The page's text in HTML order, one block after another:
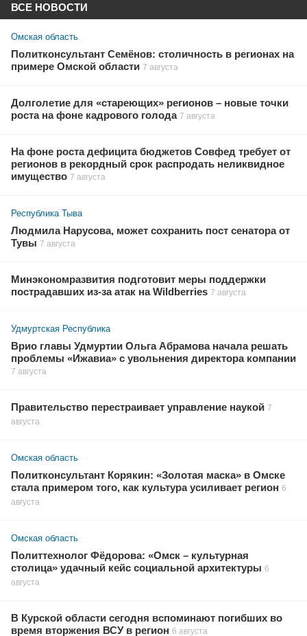
ВСЕ НОВОСТИ
Омская область
Политконсультант Семёнов: столичность в регионах на
примере Омской области 7 августа
Долголетие для «стареющих» регионов – новые точки
роста на фоне кадрового голода 7 августа
На фоне роста дефицита бюджетов Совфед требует от
регионов в рекордный срок распродать неликвидное
имущество 7 августа
Республика Тыва
Людмила Нарусова, может сохранить пост сенатора от
Тувы 7 августа
Минэкономразвития подготовит меры поддержки
пострадавших из-за атак на Wildberries 7 августа
Удмуртская Республика
Врио главы Удмуртии Ольга Абрамова начала решать
проблемы «Ижавиа» с увольнения директора компании
7 августа
Правительство перестраивает управление наукой 7
августа
Омская область
Политконсультант Корякин: «Золотая маска» в Омске
стала примером того, как культура усиливает регион 6
августа
Омская область
Политтехнолог Фёдорова: «Омск – культурная
столица» удачный кейс социальной архитектуры 6
августа
В Курской области сегодня вспоминают погибших во
время вторжения ВСУ в регион 6 августа